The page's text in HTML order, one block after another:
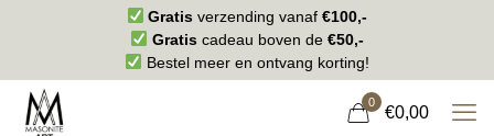
Gratis verzending vanaf€100,-
Gratiscadeau boven de €50,-
Bestel meer en ontvang korting!
0
€0,00